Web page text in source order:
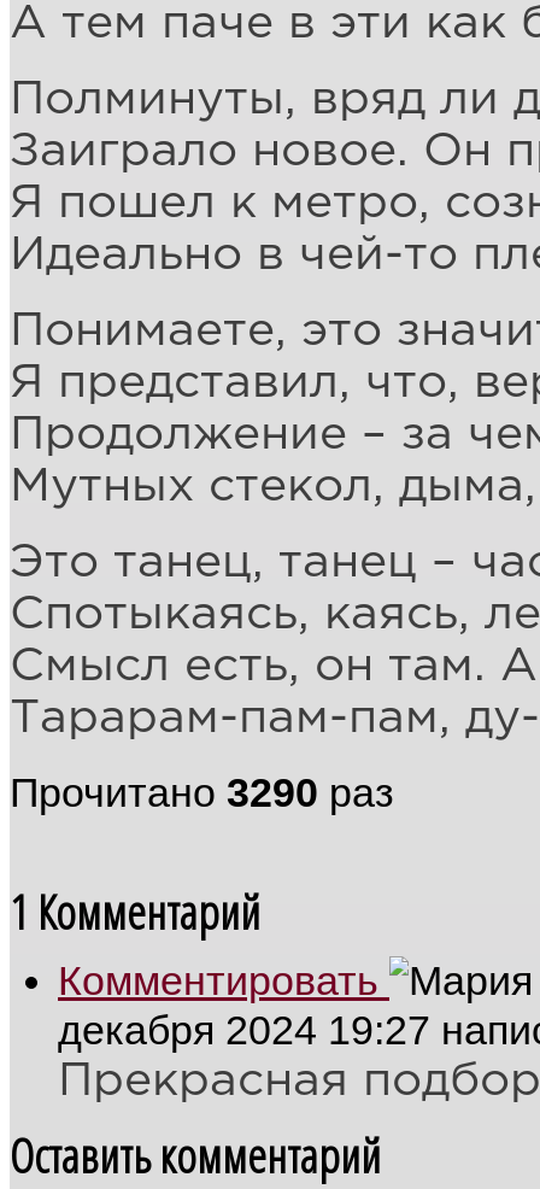
А тем паче в эти как
Полминуты, вряд ли
Заиграло новое. Он
Я пошел к метро,
Идеально в чей-то
Понимаете, это
Я представил, что,
Продолжение – за
Мутных стекол,
Это танец, танец –
Спотыкаясь, каясь,
Смысл есть, он там.
Тарарам-пам-пам,
Прочитано 3290 раз
1 Комментарий
Комментировать
декабря 2024 19:27
Прекрасная
Оставить комментарий